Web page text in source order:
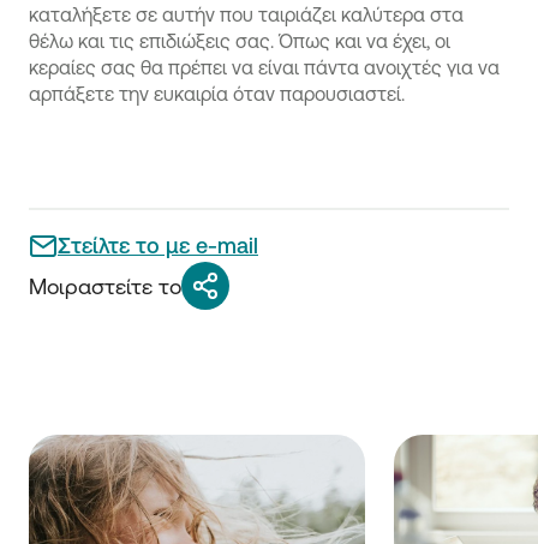
καταλήξετε σε αυτήν που ταιριάζει καλύτερα στα
θέλω και τις επιδιώξεις σας. Όπως και να έχει, οι
κεραίες σας θα πρέπει να είναι πάντα ανοιχτές για να
αρπάξετε την ευκαιρία όταν παρουσιαστεί.
Στείλτε το με e-mail
Μοιραστείτε το